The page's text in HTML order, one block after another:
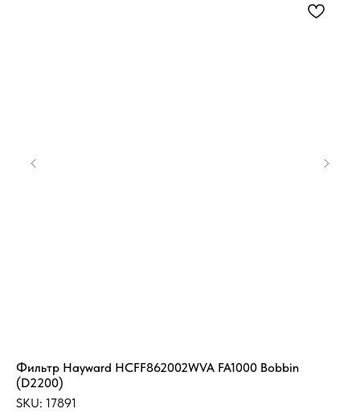
Фильтр Hayward HCFF862002WVA FA1000 Bobbin
(D2200)
SKU: 17891